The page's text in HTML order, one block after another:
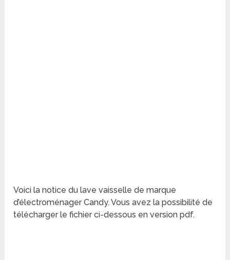
Voici la notice du lave vaisselle de marque
d’électroménager Candy. Vous avez la possibilité de
télécharger le fichier ci-dessous en version pdf.